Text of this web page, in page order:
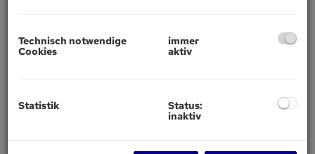
Technisch notwendige
Cookies
immer
aktiv
Statistik
Status:
inaktiv